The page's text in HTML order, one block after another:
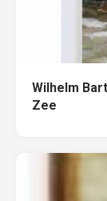
Wilhelm
Zee